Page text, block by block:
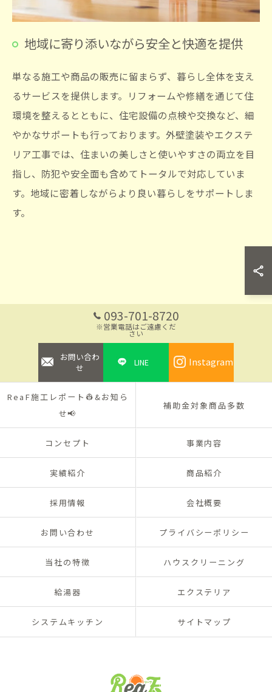
地域に寄り添いながら安全と快適を提供
単なる施工や商品の販売に留まらず、暮らし全体を支え
るサービスを提供します。リフォームや修繕を通じて住
環境を整えるとともに、住宅設備の点検や交換など、細
やかなサポートも行っております。外壁塗装やエクステ
リア工事では、住まいの美しさと使いやすさの両立を目
指し、防犯や安全面も含めてトータルで対応していま
す。地域に密着しながらより良い暮らしをサポートしま
す。
093-701-8720
※営業電話はご遠慮くだ
さい
お問い合わ
せ
LINE Instagram
ReaF施工レポート👷&お知ら
せ📢
補助金対象商品多数
コンセプト 事業内容
実績紹介 商品紹介
採用情報 会社概要
お問い合わせ プライバシーポリシー
当社の特徴 ハウスクリーニング
給湯器 エクステリア
システムキッチン サイトマップ